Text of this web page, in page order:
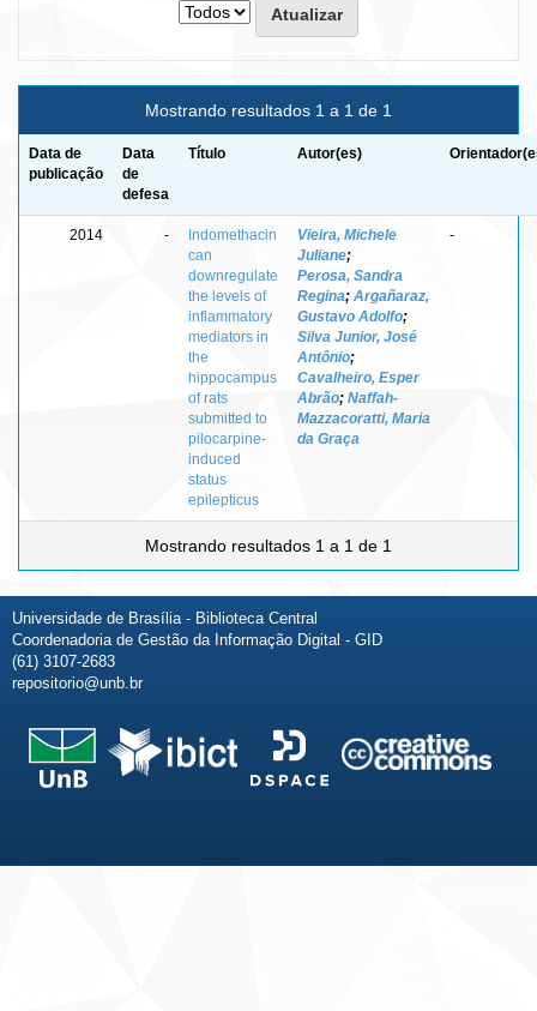
Mostrando resultados 1 a 1 de 1
Data de
publicação
Data
de
defesa
Título Autor(es)
2014 -
Indomethacin
can
downregulate
the levels of
inflammatory
mediators in
the
hippocampus
of rats
submitted to
pilocarpine-
induced
status
epilepticus
Vieira, Michele
Juliane;
Perosa, Sandra
Regina; Argañaraz,
Gustavo Adolfo;
Silva Junior, José
Antônio;
Cavalheiro, Esper
Abrão; Naffah-
Mazzacoratti, Maria
da Graça
-
Mostrando resultados 1 a 1 de 1
Universidade de Brasília - Biblioteca Central
Coordenadoria de Gestão da Informação Digital - GID
(61) 3107-2683
repositorio@unb.br